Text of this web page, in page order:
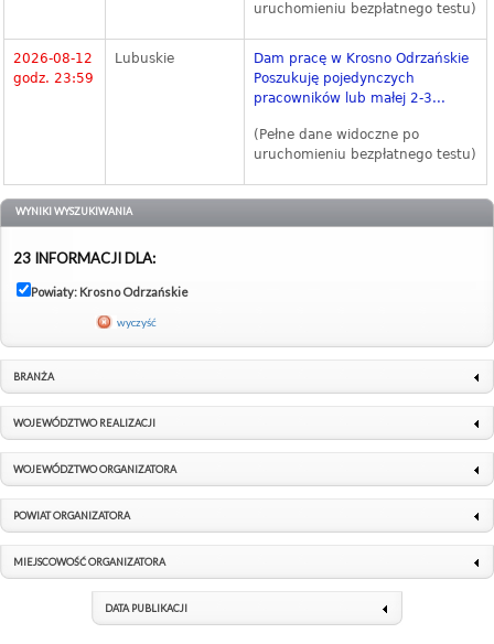
uruchomieniu bezpłatnego testu)
2026-08-12
godz. 23:59
Lubuskie
Dam pracę w Krosno Odrzańskie
Poszukuję pojedynczych
pracowników lub małej 2-3...
(Pełne dane widoczne po
uruchomieniu bezpłatnego testu)
WYNIKI WYSZUKIWANIA
23 INFORMACJI DLA:
Powiaty: Krosno Odrzańskie
wyczyść
BRANŻA
WOJEWÓDZTWO REALIZACJI
WOJEWÓDZTWO ORGANIZATORA
POWIAT ORGANIZATORA
MIEJSCOWOŚĆ ORGANIZATORA
DATA PUBLIKACJI